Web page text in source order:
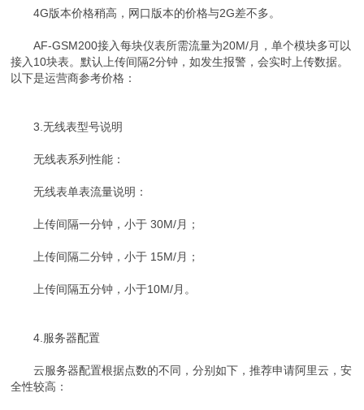
4G版本价格稍高，网口版本的价格与2G差不多。
AF-GSM200接入每块仪表所需流量为20M/月，单个模块多可以
接入10块表。默认上传间隔2分钟，如发生报警，会实时上传数据。
以下是运营商参考价格：
3.无线表型号说明
无线表系列性能：
无线表单表流量说明：
上传间隔一分钟，小于 30M/月；
上传间隔二分钟，小于 15M/月；
上传间隔五分钟，小于10M/月。
4.服务器配置
云服务器配置根据点数的不同，分别如下，推荐申请阿里云，安
全性较高：